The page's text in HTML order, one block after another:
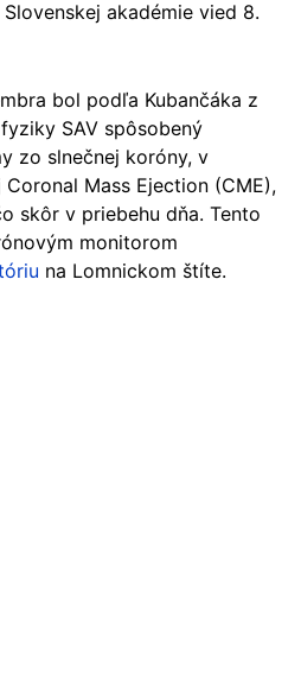
akadémie vied 8.
bol podľa Kubančáka z
SAV spôsobený
zo slnečnej koróny, v
Mass Ejection (CME),
skôr v priebehu dňa. Tento
monitorom
na Lomnickom štíte.